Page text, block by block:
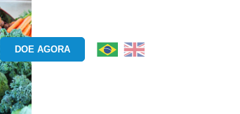
DOE AGORA